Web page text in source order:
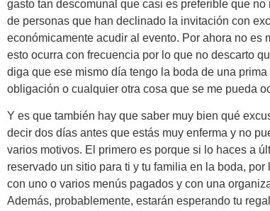
gasto tan descomunal que casi es preferible que
de personas que han declinado la invitación con
económicamente acudir al evento. Por ahora no es
esto ocurra con frecuencia por lo que no descarto
diga que ese mismo día tengo la boda de una
obligación o cualquier otra cosa que se me pueda
Y es que también hay que saber muy bien qué
decir dos días antes que estás muy enferma y no
varios motivos. El primero es porque si lo haces a
reservado un sitio para ti y tu familia en la boda,
con uno o varios menús pagados y con una
Además, probablemente, estarán esperando tu